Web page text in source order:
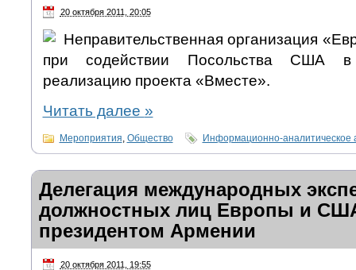
20 октября 2011, 20:05
Неправительственная организация
при содействии Посольства США
реализацию проекта «Вместе».
Читать далее »
Мероприятия, Общество Информационно-аналитическое
Делегация международных
должностных лиц Европы и США
президентом Армении
20 октября 2011, 19:55